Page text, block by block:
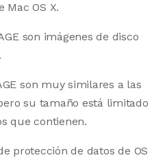
Mac OS X.
son imágenes de disco
son muy similares a las
su tamaño está limitado
que contienen.
protección de datos de OS